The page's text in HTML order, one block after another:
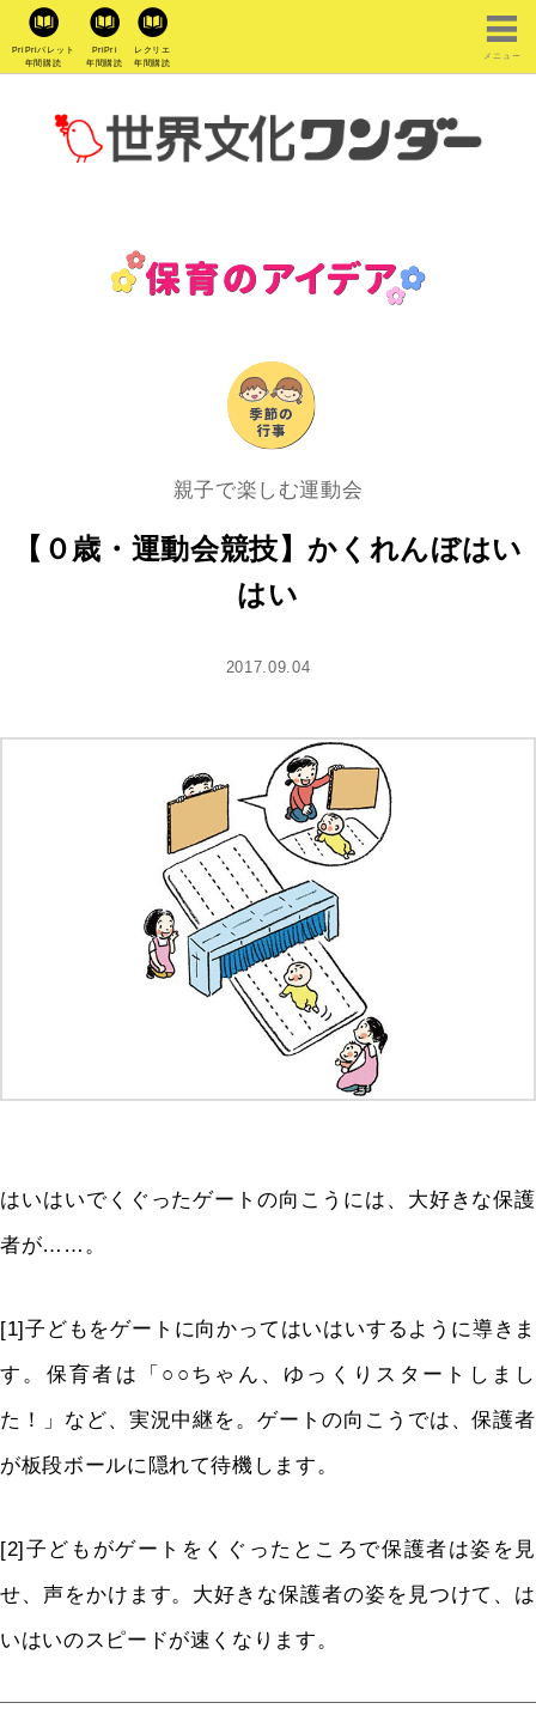
PriPriパレット
年間購読
PriPri
年間購読
レクリエ
年間購読
メニュー
親子で楽しむ運動会
【０歳・運動会競技】かくれんぼはい
はい
2017.09.04
はいはいでくぐったゲートの向こうには、大好きな保護
者が……。
[1]子どもをゲートに向かってはいはいするように導きま
す。保育者は「○○ちゃん、ゆっくりスタートしまし
た！」など、実況中継を。ゲートの向こうでは、保護者
が板段ボールに隠れて待機します。
[2]子どもがゲートをくぐったところで保護者は姿を見
せ、声をかけます。大好きな保護者の姿を見つけて、は
いはいのスピードが速くなります。